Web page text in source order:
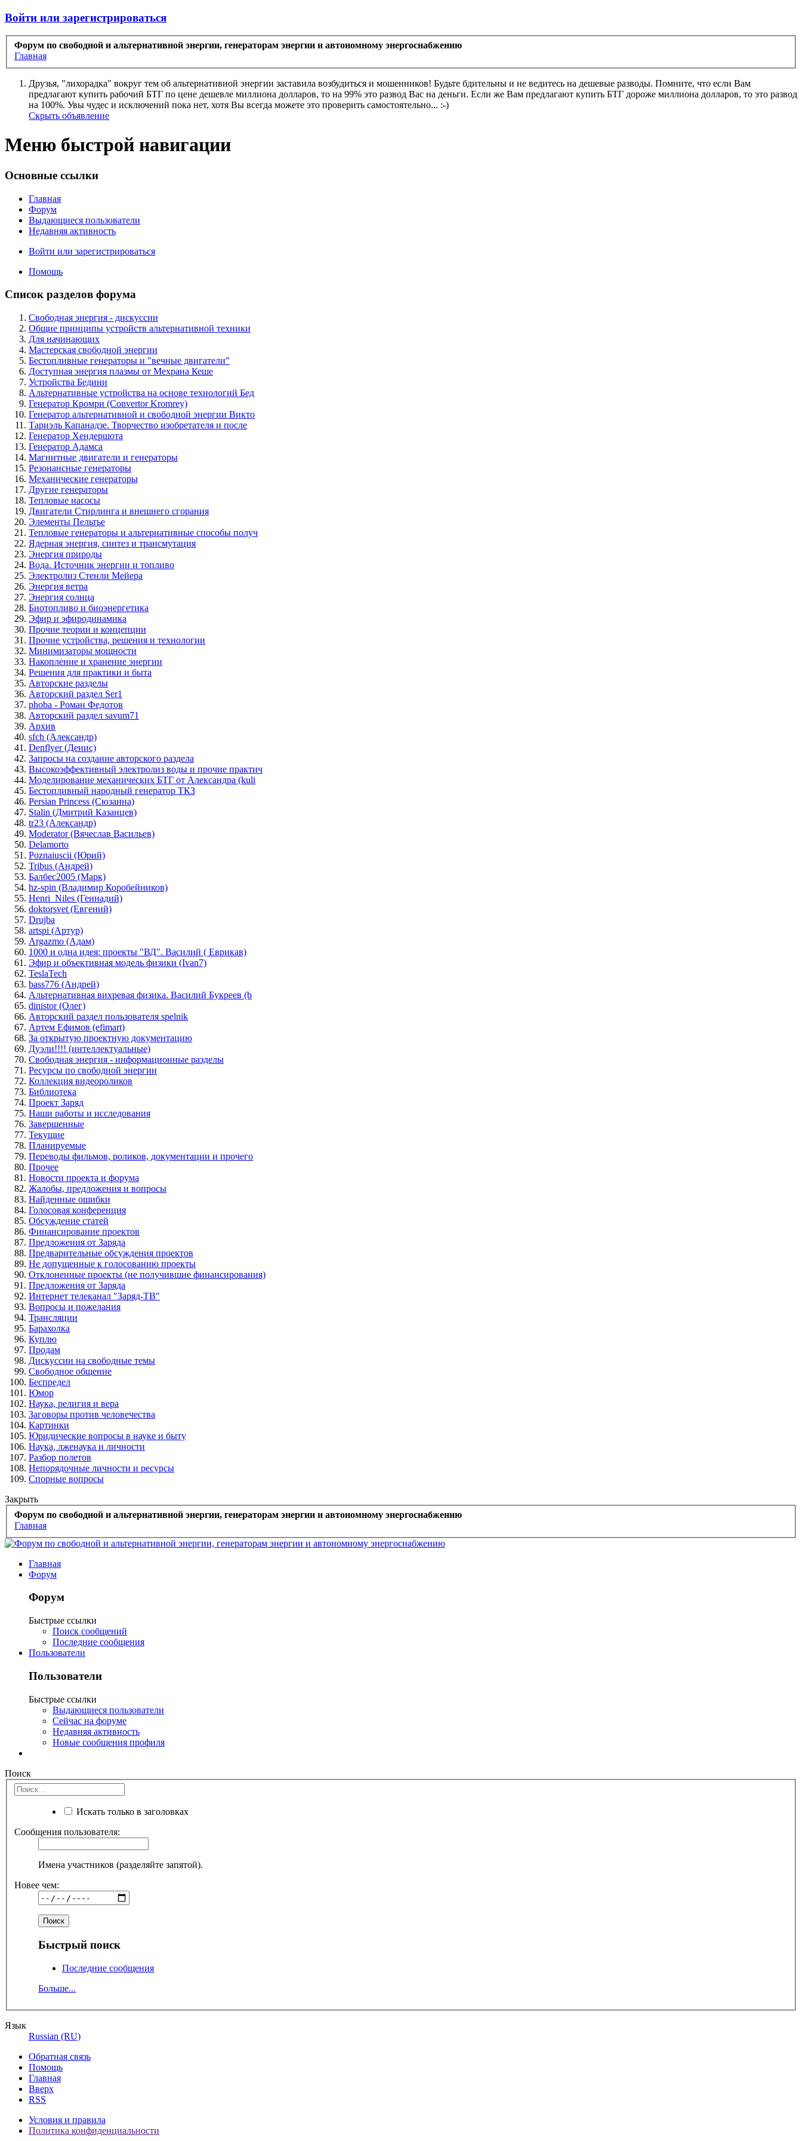
Войти или зарегистрироваться
Форум по свободной и альтернативной энергии, генераторам энергии и автономному энергоснабжению
Главная
Друзья, "лихорадка" вокруг тем об альтернативной энергии заставила возбудиться и мошенников! Будьте бдительны и не ведитесь на дешевые разводы. Помните, что если Вам
предлагают купить рабочий БТГ по цене дешевле миллиона долларов, то на 99% это развод Вас на деньги. Если же Вам предлагают купить БТГ дороже миллиона долларов, то это развод
на 100%. Увы чудес и исключений пока нет, хотя Вы всегда можете это проверить самостоятельно... :-)
Скрыть объявление
Меню быстрой навигации
Основные ссылки
Главная
Форум
Выдающиеся пользователи
Недавняя активность
Войти или зарегистрироваться
Помощь
Список разделов форума
Свободная энергия - дискуссии
Общие принципы устройств альтернативной техники
Для начинающих
Мастерская свободной энергии
Бестопливные генераторы и "вечные двигатели"
Доступная энергия плазмы от Мехрана Кеше
Устройства Бедини
Альтернативные устройства на основе технологий Бед
Генератор Кромри (Convertor Kromrey)
Генератор альтернативной и свободной энергии Викто
Тариэль Капанадзе. Творчество изобретателя и после
Генератор Хендершота
Генератор Адамса
Магнитные двигатели и генераторы
Резонансные генераторы
Механические генераторы
Другие генераторы
Тепловые насосы
Двигатели Стирлинга и внешнего сгорания
Элементы Пельтье
Тепловые генераторы и альтернативные способы получ
Ядерная энергия, синтез и трансмутация
Энергия природы
Вода. Источник энергии и топливо
Электролиз Стенли Мейера
Энергия ветра
Энергия солнца
Биотопливо и биоэнергетика
Эфир и эфиродинамика
Прочие теории и концепции
Прочие устройства, решения и технологии
Минимизаторы мощности
Накопление и хранение энергии
Решения для практики и быта
Авторские разделы
Авторский раздел Ser1
phoba - Роман Федотов
Авторский раздел savum71
Архив
sfch (Александр)
Denflyer (Денис)
Запросы на создание авторского раздела
Высокоэффективный электролиз воды и прочие практич
Моделирование механических БТГ от Александра (kuli
Бестопливный народный генератор ТКЗ
Persian Princess (Сюзанна)
Stalin (Дмитрий Казанцев)
tr23 (Александр)
Moderator (Вячеслав Васильев)
Delamorto
Poznaiuscii (Юрий)
Tribus (Андрей)
Балбес2005 (Марк)
hz-spin (Владимир Коробейников)
Henri_Niles (Геннадий)
doktorsvet (Евгений)
Drujba
artspi (Артур)
Argazmo (Адам)
1000 и одна идея: проекты "ВД". Василий ( Еврикав)
Эфир и объективная модель физики (Ivan7)
TeslaTech
bass776 (Андрей)
Альтернативная вихревая физика. Василий Букреев (b
dinistor (Олег)
Авторский раздел пользователя spelnik
Артем Ефимов (efimart)
За открытую проектную документацию
Дуэли!!!! (интеллектуальные)
Свободная энергия - информационные разделы
Ресурсы по свободной энергии
Коллекция видеороликов
Библиотека
Проект Заряд
Наши работы и исследования
Завершенные
Текущие
Планируемые
Переводы фильмов, роликов, документации и прочего
Прочее
Новости проекта и форума
Жалобы, предложения и вопросы
Найденные ошибки
Голосовая конференция
Обсуждение статей
Финансирование проектов
Предложения от Заряда
Предварительные обсуждения проектов
Не допущенные к голосованию проекты
Отклоненные проекты (не получившие финансирования)
Предложения от Заряда
Интернет телеканал "Заряд-ТВ"
Вопросы и пожелания
Трансляции
Барахолка
Куплю
Продам
Дискуссии на свободные темы
Свободное общение
Беспредел
Юмор
Наука, религия и вера
Заговоры против человечества
Картинки
Юридические вопросы в науке и быту
Наука, лженаука и личности
Разбор полетов
Непорядочные личности и ресурсы
Спорные вопросы
Закрыть
Форум по свободной и альтернативной энергии, генераторам энергии и автономному энергоснабжению
Главная
Главная
Форум
Форум
Быстрые ссылки
Поиск сообщений
Последние сообщения
Пользователи
Пользователи
Быстрые ссылки
Выдающиеся пользователи
Сейчас на форуме
Недавняя активность
Новые сообщения профиля
Поиск
Искать только в заголовках
Сообщения пользователя:
Имена участников (разделяйте запятой).
Новее чем:
Быстрый поиск
Последние сообщения
Больше...
Язык
Russian (RU)
Обратная связь
Помощь
Главная
Вверх
RSS
Условия и правила
Политика конфиденциальности